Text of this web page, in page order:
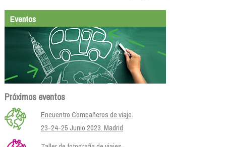
Eventos
Próximos eventos
Encuentro Compañeros de viaje.
23-24-25 Junio 2023. Madrid